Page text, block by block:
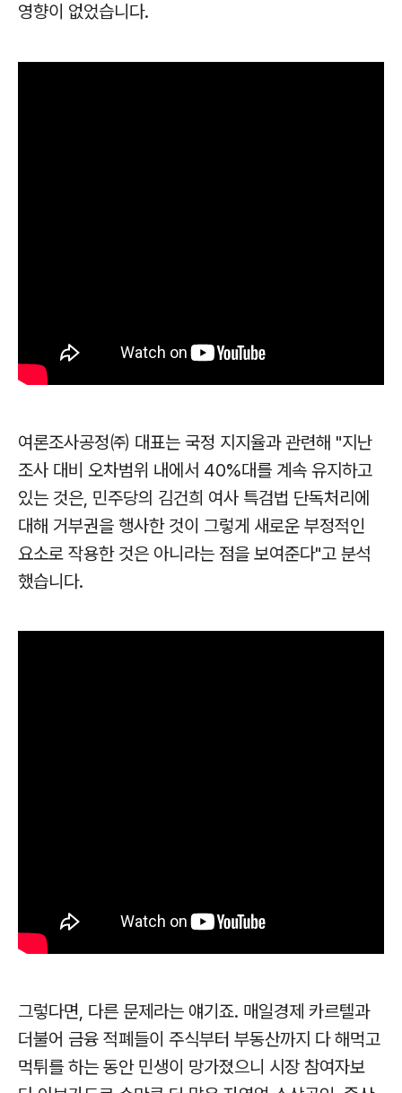
영향이 없었습니다.
여론조사공정㈜ 대표는 국정 지지율과 관련해 "지난
조사 대비 오차범위 내에서 40%대를 계속 유지하고
있는 것은, 민주당의 김건희 여사 특검법 단독처리에
대해 거부권을 행사한 것이 그렇게 새로운 부정적인
요소로 작용한 것은 아니라는 점을 보여준다"고 분석
했습니다.
그렇다면, 다른 문제라는 얘기죠. 매일경제 카르텔과
더불어 금융 적폐들이 주식부터 부동산까지 다 해먹고
먹튀를 하는 동안 민생이 망가졌으니 시장 참여자보